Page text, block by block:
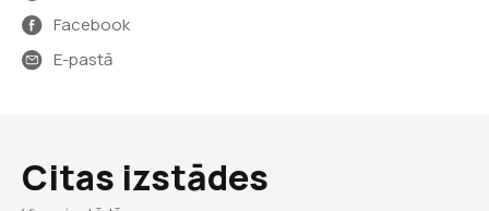
Facebook
E-pastā
Citas izstādes